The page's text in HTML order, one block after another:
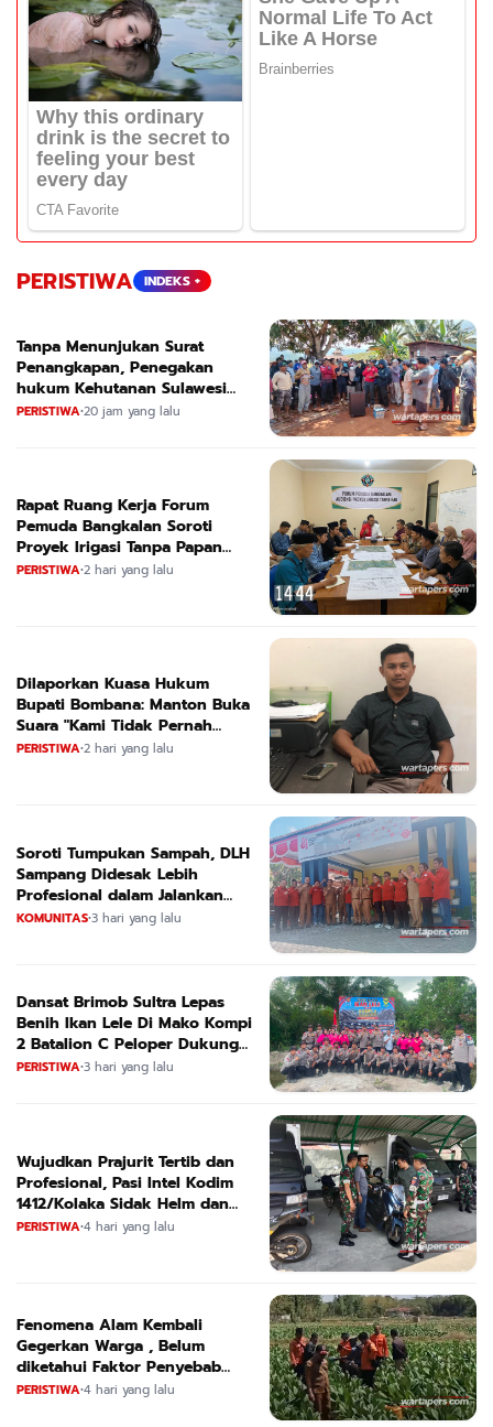
PERISTIWA INDEKS +
Tanpa Menunjukan Surat
Penangkapan, Penegakan
hukum Kehutanan Sulawesi
Selatan Culik Petani Ladah Di
PERISTIWA•20 jam yang lalu
Rapat Ruang Kerja Forum
Pemuda Bangkalan Soroti
Proyek Irigasi Tanpa Papan
Nama
PERISTIWA•2 hari yang lalu
Dilaporkan Kuasa Hukum
Bupati Bombana: Manton Buka
Suara "Kami Tidak Pernah
Menutup Ruang Hak Jawab"
PERISTIWA•2 hari yang lalu
Soroti Tumpukan Sampah, DLH
Sampang Didesak Lebih
Profesional dalam Jalankan
Tugas
KOMUNITAS•3 hari yang lalu
Dansat Brimob Sultra Lepas
Benih Ikan Lele Di Mako Kompi
2 Batalion C Peloper Dukung
ketahanan Pangan Nasional
PERISTIWA•3 hari yang lalu
Wujudkan Prajurit Tertib dan
Profesional, Pasi Intel Kodim
1412/Kolaka Sidak Helm dan
Kendaraan
PERISTIWA•4 hari yang lalu
Fenomena Alam Kembali
Gegerkan Warga , Belum
diketahui Faktor Penyebab
Suara
PERISTIWA•4 hari yang lalu